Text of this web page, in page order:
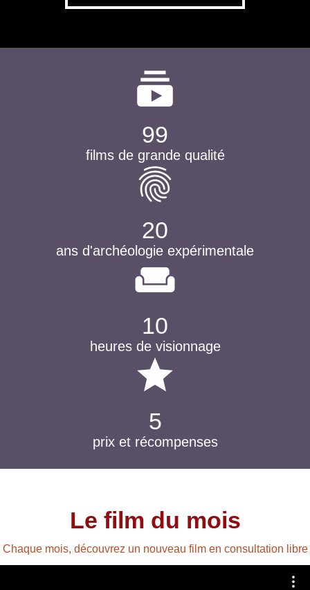
subscriptions
99
films de grande qualité
fingerprint
20
ans d'archéologie expérimentale
weekend
10
heures de visionnage
star
5
prix et récompenses
Le film du mois
Chaque mois, découvrez un nouveau film en consultation libre